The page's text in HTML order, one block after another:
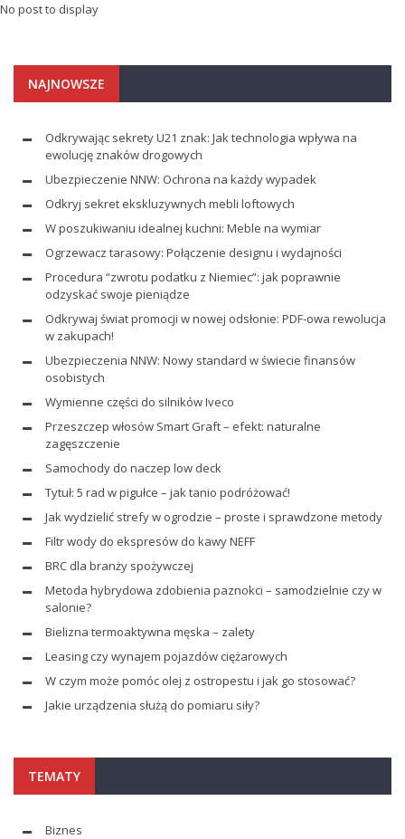
No post to display
NAJNOWSZE
Odkrywając sekrety U21 znak: Jak technologia wpływa na
ewolucję znaków drogowych
Ubezpieczenie NNW: Ochrona na każdy wypadek
Odkryj sekret ekskluzywnych mebli loftowych
W poszukiwaniu idealnej kuchni: Meble na wymiar
Ogrzewacz tarasowy: Połączenie designu i wydajności
Procedura “zwrotu podatku z Niemiec”: jak poprawnie
odzyskać swoje pieniądze
Odkrywaj świat promocji w nowej odsłonie: PDF-owa rewolucja
w zakupach!
Ubezpieczenia NNW: Nowy standard w świecie finansów
osobistych
Wymienne części do silników Iveco
Przeszczep włosów Smart Graft – efekt: naturalne
zagęszczenie
Samochody do naczep low deck
Tytuł: 5 rad w pigułce – jak tanio podróżować!
Jak wydzielić strefy w ogrodzie – proste i sprawdzone metody
Filtr wody do ekspresów do kawy NEFF
BRC dla branży spożywczej
Metoda hybrydowa zdobienia paznokci – samodzielnie czy w
salonie?
Bielizna termoaktywna męska – zalety
Leasing czy wynajem pojazdów ciężarowych
W czym może pomóc olej z ostropestu i jak go stosować?
Jakie urządzenia służą do pomiaru siły?
TEMATY
Biznes